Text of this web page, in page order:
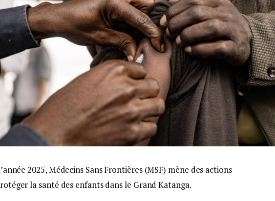
2025, Médecins Sans Frontières (MSF) mène des actions
la santé des enfants dans le Grand Katanga.